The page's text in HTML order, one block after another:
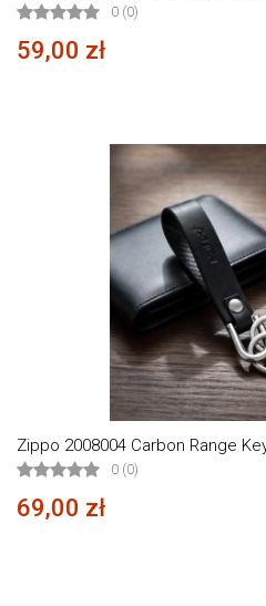
0 (0)
59,00 zł
Zippo 2008004 Carbon Range
0 (0)
69,00 zł